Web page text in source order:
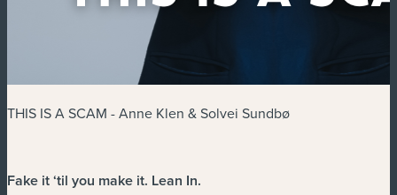
THIS IS A SCAM - Anne Klen & Solvei Sundbø
Fake it ‘til you make it. Lean In.